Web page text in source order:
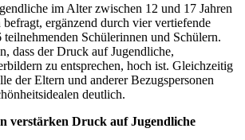
im Alter zwischen 12 und 17 Jahren
ergänzend durch vier vertiefende
Schülerinnen und Schülern.
dass der Druck auf Jugendliche,
zu entsprechen, hoch ist. Gleichzeitig
der Eltern und anderer Bezugspersonen
deutlich.
verstärken Druck auf Jugendliche